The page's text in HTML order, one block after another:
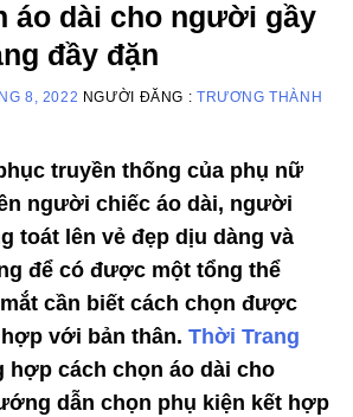
áo dài cho người gầy
đầy đặn
8, 2022 NGƯỜI ĐĂNG : TRƯƠNG THÀNH
truyền thống của phụ nữ
người chiếc áo dài, người
toát lên vẻ đẹp dịu dàng và
để có được một tổng thể
cần biết cách chọn được
với bản thân. Thời Trang
hợp cách chọn áo dài cho
dẫn chọn phụ kiện kết hợp